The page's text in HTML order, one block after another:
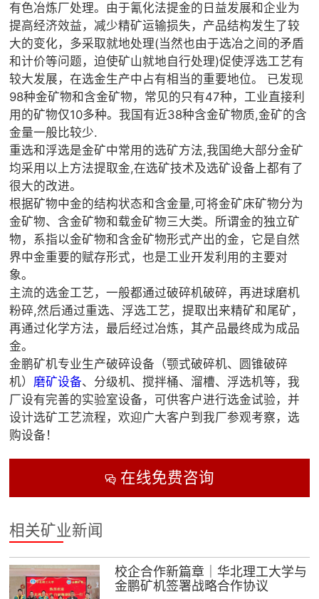
有色冶炼厂处理。由于氰化法提金的日益发展和企业为
提高经济效益，减少精矿运输损失，产品结构发生了较
大的变化，多采取就地处理(当然也由于选冶之间的矛盾
和计价等问题，迫使矿山就地自行处理)促使浮选工艺有
较大发展，在选金生产中占有相当的重要地位。 已发现
98种金矿物和含金矿物，常见的只有47种，工业直接利
用的矿物仅10多种。我国有近38种含金矿物质,金矿的含
金量一般比较少.
重选和浮选是金矿中常用的选矿方法,我国绝大部分金矿
均采用以上方法提取金,在选矿技术及选矿设备上都有了
很大的改进。
根据矿物中金的结构状态和含金量,可将金矿床矿物分为
金矿物、含金矿物和载金矿物三大类。所谓金的独立矿
物，系指以金矿物和含金矿物形式产出的金，它是自然
界中金重要的赋存形式，也是工业开发利用的主要对
象。
主流的选金工艺，一般都通过破碎机破碎，再进球磨机
粉碎,然后通过重选、浮选工艺，提取出来精矿和尾矿，
再通过化学方法，最后经过冶炼，其产品最终成为成品
金。
金鹏矿机专业生产破碎设备（颚式破碎机、圆锥破碎
机） 磨矿设备、分级机、搅拌桶、溜槽、浮选机等，我
厂设有完善的实验室设备，可供客户进行选金试验，并
设计选矿工艺流程，欢迎广大客户到我厂参观考察，选
购设备！
在线免费咨询
相关矿业新闻
校企合作新篇章｜华北理工大学与
金鹏矿机签署战略合作协议